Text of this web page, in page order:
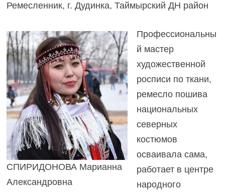
Ремесленник, г. Дудинка, Таймырский ДН район
СПИРИДОНОВА Марианна
Александровна
Профессиональны
й мастер
художественной
росписи по ткани,
ремесло пошива
национальных
северных
костюмов
осваивала сама,
работает в центре
народного